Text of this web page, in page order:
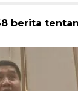
berita